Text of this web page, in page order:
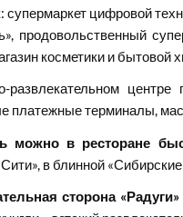
супермаркет цифровой
продовольственный
косметики и бытовой
развлекательном
платежные терминалы,
можно в ресторане
в блинной
сторона «Радуги»